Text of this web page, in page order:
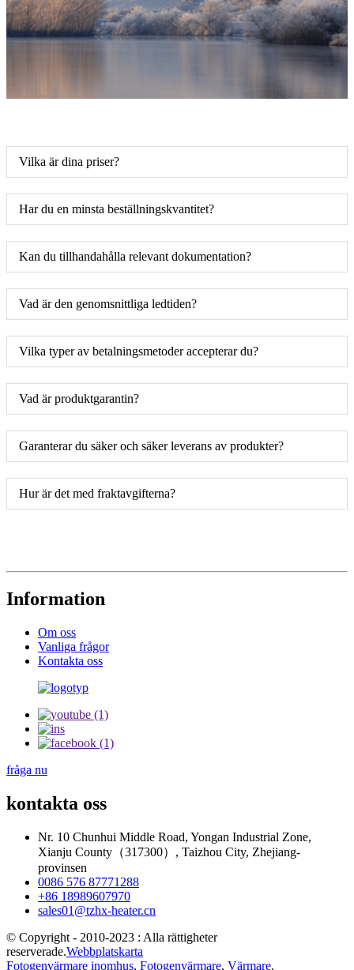
Vilka är dina priser?
Har du en minsta beställningskvantitet?
Kan du tillhandahålla relevant dokumentation?
Vad är den genomsnittliga ledtiden?
Vilka typer av betalningsmetoder accepterar du?
Vad är produktgarantin?
Garanterar du säker och säker leverans av produkter?
Hur är det med fraktavgifterna?
Information
Om oss
Vanliga frågor
Kontakta oss
fråga nu
kontakta oss
Nr. 10 Chunhui Middle Road, Yongan Industrial Zone,
Xianju County（317300）, Taizhou City, Zhejiang-
provinsen
0086 576 87771288
+86 18989607970
sales01@tzhx-heater.cn
© Copyright - 2010-2023 : Alla rättigheter
reserverade.Webbplatskarta
Fotogenvärmare inomhus, Fotogenvärmare, Värmare,